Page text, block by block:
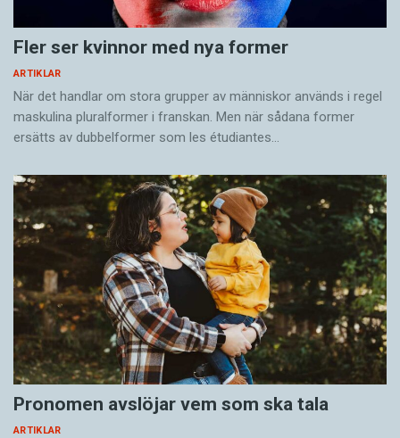
Fler ser kvinnor med nya former
ARTIKLAR
När det handlar om stora grupper av människor används i regel
maskulina pluralformer i franskan. Men när sådana ­former
ersätts av dubbel­former som les étudiantes…
Pronomen avslöjar vem som ska tala
ARTIKLAR